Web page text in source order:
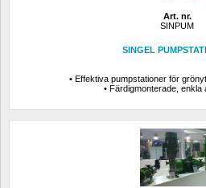
Art. nr.
SINPUM
SINGEL
• Effektiva pumpstationer för
• Färdigmonterade, enkla